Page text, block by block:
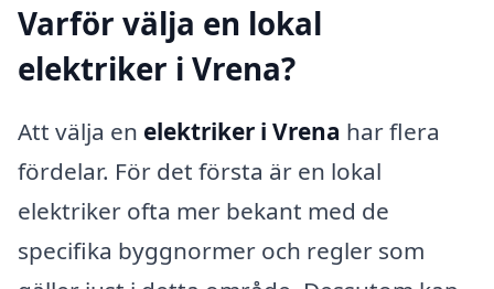
Varför välja en lokal
elektriker i Vrena?
Att välja en elektriker i Vrena har flera
fördelar. För det första är en lokal
elektriker ofta mer bekant med de
specifika byggnormer och regler som